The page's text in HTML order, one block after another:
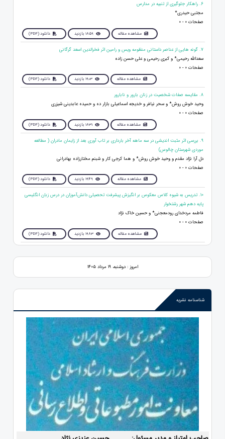
6. راهکار جلوگیری از تنبیه در مدارس
مجتبی حیدری*
صفحات 0 - 0
مشاهده مقاله 1859 بازدید دانلود (PDF)
7. گونه هایی از عناصر داستانی منظومه ویس و رامین اثر فخرالدین اسعد گرگانی
سعدالله رحیمی* و کبری رحیمی و علی حسن زاده
صفحات 0 - 0
مشاهده مقاله 1903 بازدید دانلود (PDF)
8. مقایسه صفات شخصیت در زنان بارور و نابارور
وحید خوش روش* و سحر نیافر و خدیجه اسماعیلی بازار ده و حمیده عابدینی شیزری
صفحات 0 - 0
مشاهده مقاله 1831 بازدید دانلود (PDF)
9. بررسی اثر مثبت اندیشی در سه ماهه آخر بارداری بر تاب آوری بعد از زایمان مادران ( مطالعه
موردی شهرستان چالوس)
دل آرا نژاد مقدم و وحید خوش روش* و هما کرجی کار و شبنم مختارزاده بهادرانی
صفحات 0 - 0
مشاهده مقاله 1949 بازدید دانلود (PDF)
10. تدریس به شیوه کلاس معکوس بر انگیزش پیشرفت تحصیلی دانش‌آموزان در درس زبان انگلیسی
پایه دهم شهر رشتخوار
فاطمه مردخدای رودمعجنی* و حسین خاک نژاد
صفحات 0 - 0
مشاهده مقاله 1983 بازدید دانلود (PDF)
امروز : دوشنبه، ۱۹ مرداد ۱۴۰۵
شناسنامه نشریه